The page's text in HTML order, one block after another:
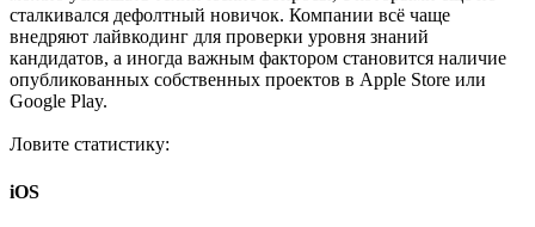
сталкивался дефолтный новичок. Компании всё чаще
внедряют лайвкодинг для проверки уровня знаний
кандидатов, а иногда важным фактором становится наличие
опубликованных собственных проектов в Apple Store или
Google Play.
Ловите статистику:
iOS